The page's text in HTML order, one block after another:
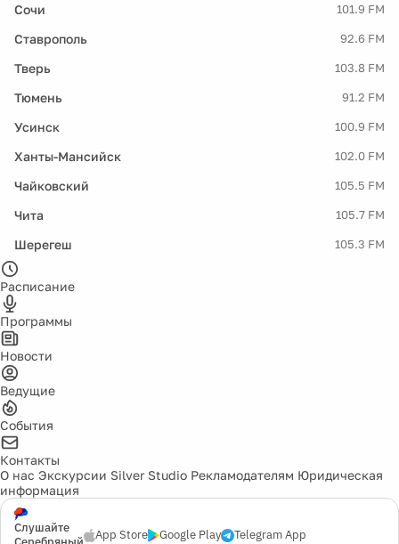
Сочи 101.9 FM
Ставрополь 92.6 FM
Тверь 103.8 FM
Тюмень 91.2 FM
Усинск 100.9 FM
Ханты-Мансийск 102.0 FM
Чайковский 105.5 FM
Чита 105.7 FM
Шерегеш 105.3 FM
Расписание
Программы
Новости
Ведущие
События
Контакты
О нас Экскурсии Silver Studio Рекламодателям Юридическая
информация
Слушайте
App Store Google Play Telegram App